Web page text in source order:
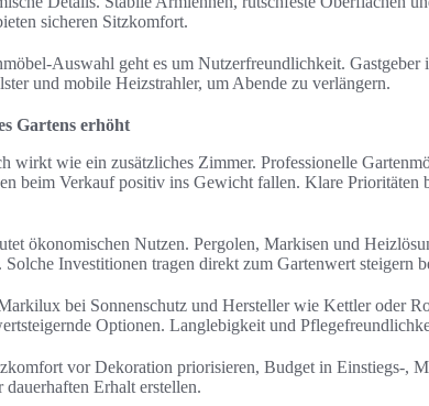
sicheren Sitzkomfort.
Auswahl geht es um Nutzerfreundlichkeit. Gastgeber
und mobile Heizstrahler, um Abende zu verlängern.
Gartens erhöht
wirkt wie ein zusätzliches Zimmer. Professionelle
beim Verkauf positiv ins Gewicht fallen. Klare Prioritäten
ökonomischen Nutzen. Pergolen, Markisen und
Solche Investitionen tragen direkt zum Gartenwert steigern
bei Sonnenschutz und Hersteller wie Kettler oder
Optionen. Langlebigkeit und
vor Dekoration priorisieren, Budget in Einstiegs-,
Erhalt erstellen.